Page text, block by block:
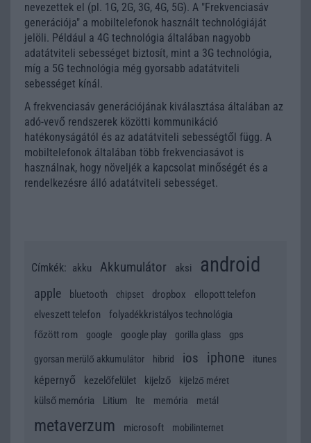
nevezettek el (pl. 1G, 2G, 3G, 4G, 5G). A "Frekvenciasáv
generációja" a mobiltelefonok használt technológiáját
jelöli. Például a 4G technológia általában nagyobb
adatátviteli sebességet biztosít, mint a 3G technológia,
míg a 5G technológia még gyorsabb adatátviteli
sebességet kínál.
A frekvenciasáv generációjának kiválasztása általában az
adó-vevő rendszerek közötti kommunikáció
hatékonyságától és az adatátviteli sebességtől függ. A
mobiltelefonok általában több frekvenciasávot is
használnak, hogy növeljék a kapcsolat minőségét és a
rendelkezésre álló adatátviteli sebességet.
Címkék: akku Akkumulátor aksi android
apple bluetooth chipset dropbox
ellopott telefon
elveszett telefon
folyadékkristályos technológia
főzött rom
google google play gorilla glass gps
gyorsan merülő akkumulátor hibrid ios iphone itunes
képernyő kezelőfelület kijelző kijelző méret
külső memória Litium lte memória metál
metaverzum microsoft mobilinternet